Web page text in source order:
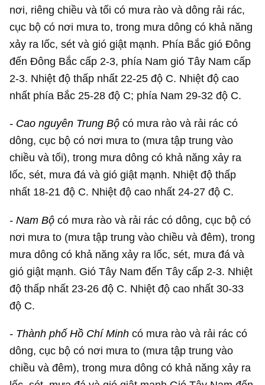
nơi, riêng chiều và tối có mưa rào và dông rải rác,
cục bộ có nơi mưa to, trong mưa dông có khả năng
xảy ra lốc, sét và gió giật mạnh. Phía Bắc gió Đông
đến Đông Bắc cấp 2-3, phía Nam gió Tây Nam cấp
2-3. Nhiệt độ thấp nhất 22-25 độ C. Nhiệt độ cao
nhất phía Bắc 25-28 độ C; phía Nam 29-32 độ C.
- Cao nguyên Trung Bộ có mưa rào và rải rác có
dông, cục bộ có nơi mưa to (mưa tập trung vào
chiều và tối), trong mưa dông có khả năng xảy ra
lốc, sét, mưa đá và gió giật mạnh. Nhiệt độ thấp
nhất 18-21 độ C. Nhiệt độ cao nhất 24-27 độ C.
- Nam Bộ có mưa rào và rải rác có dông, cục bộ có
nơi mưa to (mưa tập trung vào chiều và đêm), trong
mưa dông có khả năng xảy ra lốc, sét, mưa đá và
gió giật mạnh. Gió Tây Nam đến Tây cấp 2-3. Nhiệt
độ thấp nhất 23-26 độ C. Nhiệt độ cao nhất 30-33
độ C.
- Thành phố Hồ Chí Minh có mưa rào và rải rác có
dông, cục bộ có nơi mưa to (mưa tập trung vào
chiều và đêm), trong mưa dông có khả năng xảy ra